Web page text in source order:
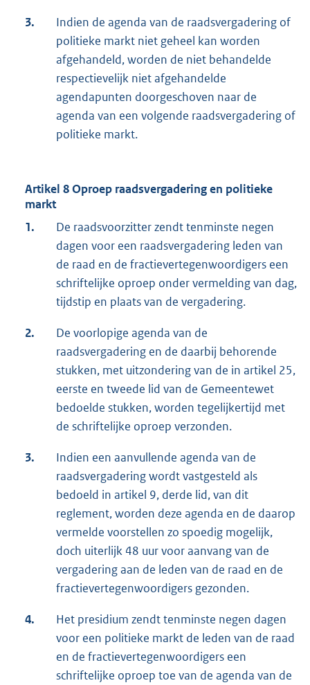
3.
Indien de agenda van de raadsvergadering of
politieke markt niet geheel kan worden
afgehandeld, worden de niet behandelde
respectievelijk niet afgehandelde
agendapunten doorgeschoven naar de
agenda van een volgende raadsvergadering of
politieke markt.
Artikel 8 Oproep raadsvergadering en politieke
markt
1.
De raadsvoorzitter zendt tenminste negen
dagen voor een raadsvergadering leden van
de raad en de fractievertegenwoordigers een
schriftelijke oproep onder vermelding van dag,
tijdstip en plaats van de vergadering.
2.
De voorlopige agenda van de
raadsvergadering en de daarbij behorende
stukken, met uitzondering van de in artikel 25,
eerste en tweede lid van de Gemeentewet
bedoelde stukken, worden tegelijkertijd met
de schriftelijke oproep verzonden.
3.
Indien een aanvullende agenda van de
raadsvergadering wordt vastgesteld als
bedoeld in artikel 9, derde lid, van dit
reglement, worden deze agenda en de daarop
vermelde voorstellen zo spoedig mogelijk,
doch uiterlijk 48 uur voor aanvang van de
vergadering aan de leden van de raad en de
fractievertegenwoordigers gezonden.
4.
Het presidium zendt tenminste negen dagen
voor een politieke markt de leden van de raad
en de fractievertegenwoordigers een
schriftelijke oproep toe van de agenda van de